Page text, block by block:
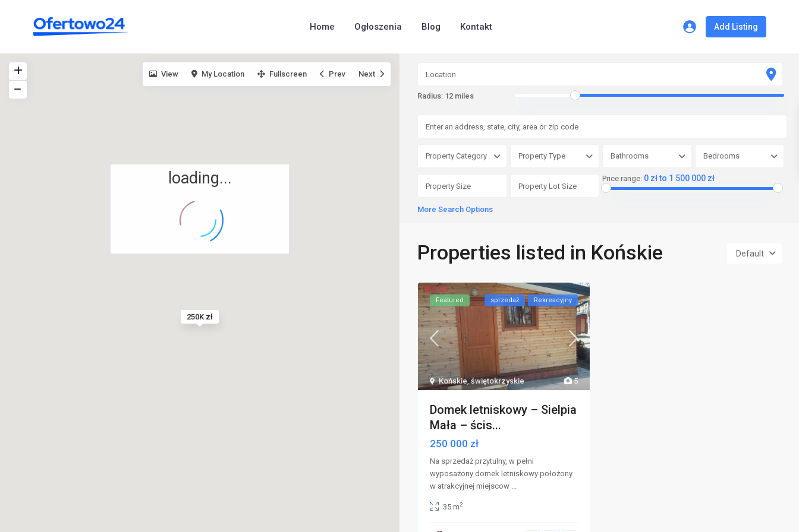
Home Ogłoszenia Blog Kontakt Add Listing
250K zł
loading...
View My Location Fullscreen Prev Next
Radius: 12 miles
Property Category Property Type Bathrooms Bedrooms
Price range: 0 zł to 1 500 000 zł
More Search Options
Default
Properties listed in Końskie
5
Końskie,świętokrzyskie
Featured sprzedaż Rekreacyjny
Domek letniskowy – Sielpia
Mała – ścis...
250 000 zł
Na sprzedaż przytulny, w pełni
wyposażony domek letniskowy położony
w atrakcyjnej miejscow
35 m2